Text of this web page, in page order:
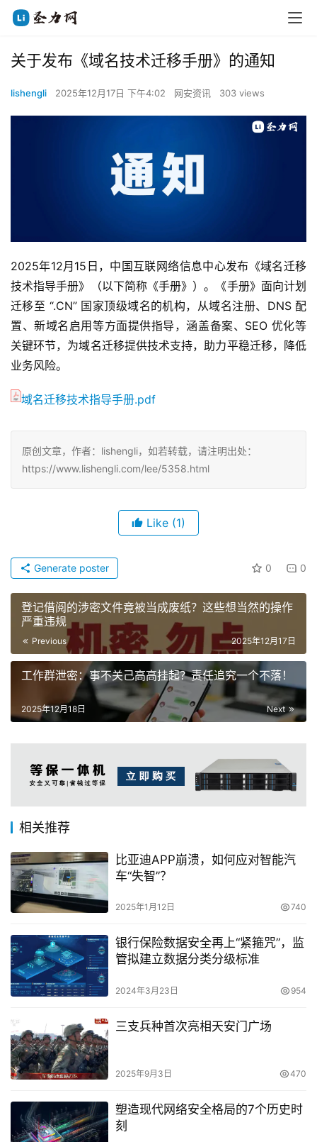
关于发布《域名技术迁移手册》的通知
lishengli 2025年12月17日 下午4:02 网安资讯 303 views
2025年12月15日，中国互联网络信息中心发布《域名迁移
技术指导手册》（以下简称《手册》）。《手册》面向计划
迁移至 “.CN” 国家顶级域名的机构，从域名注册、DNS 配
置、新域名启用等方面提供指导，涵盖备案、SEO 优化等
关键环节，为域名迁移提供技术支持，助力平稳迁移，降低
业务风险。
域名迁移技术指导手册.pdf
原创文章，作者：lishengli，如若转载，请注明出处：
https://www.lishengli.com/lee/5358.html
Like (1)
0 0
Generate poster
登记借阅的涉密文件竟被当成废纸？这些想当然的操作
严重违规
Previous 2025年12月17日
工作群泄密：事不关己高高挂起？责任追究一个不落！
Next
2025年12月18日
相关推荐
比亚迪APP崩溃，如何应对智能汽
车“失智”？
2025年1月12日 740
银行保险数据安全再上“紧箍咒”，监
管拟建立数据分类分级标准
2024年3月23日 954
三支兵种首次亮相天安门广场
2025年9月3日 470
塑造现代网络安全格局的7个历史时
刻